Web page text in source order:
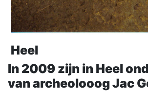
Heel
In 2009 zijn in Heel
van archeolooog Jac